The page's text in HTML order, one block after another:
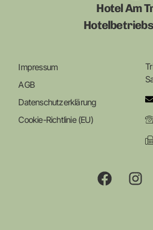
Hotel Am
Impressum
AGB
Datenschutzerklärung
Cookie-Richtlinie (EU)